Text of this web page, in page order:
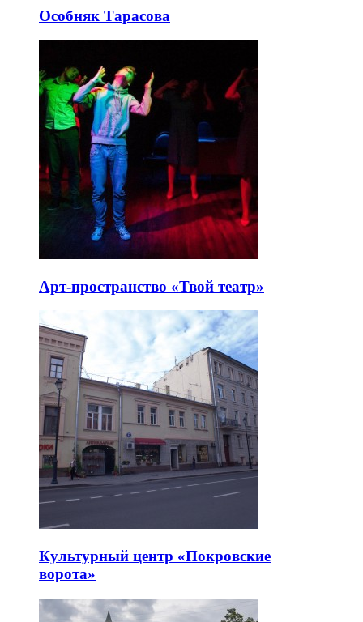
Особняк Тарасова
Арт-пространство «Твой театр»
Культурный центр «Покровские
ворота»